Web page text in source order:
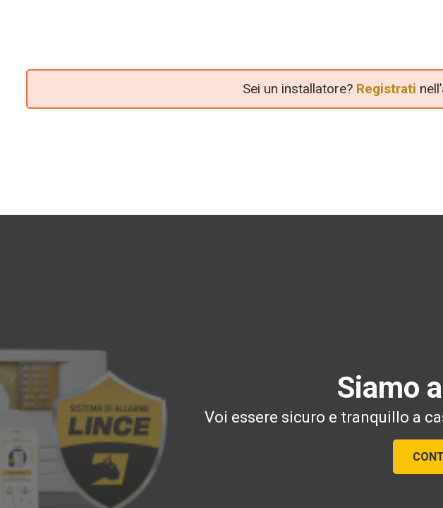
Sei un installatore? Registrati
Siamo
Voi essere sicuro e tranquillo a